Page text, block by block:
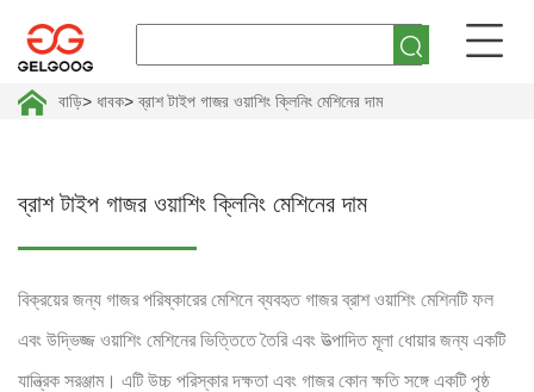
বাড়ি> ধাবক> ব্রাশ টাইপ গাজর ওয়াশিং ক্লিনিং মেশিনের দাম
ব্রাশ টাইপ গাজর ওয়াশিং ক্লিনিং মেশিনের দাম
বিক্রয়ের জন্য গাজর পরিষ্কারের মেশিনে ব্যবহৃত গাজর ব্রাশ ওয়াশিং মেশিনটি ফল
এবং উদ্ভিজ্জ ওয়াশিং মেশিনের ভিত্তিতে তৈরি এবং উত্পাদিত মূলা ধোয়ার জন্য একটি
যান্ত্রিক সরঞ্জাম। এটি উচ্চ পরিস্কার দক্ষতা এবং গাজর কোন ক্ষতি সঙ্গে একটি পৃষ্ঠ